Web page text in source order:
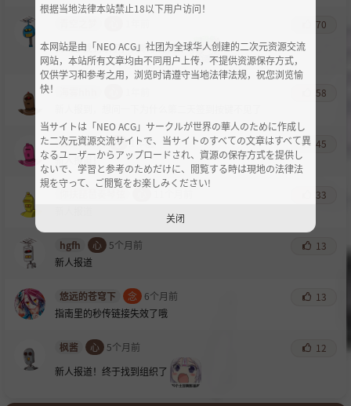
70
我终于找到家了，失联了好几年
58
zkakxksk 心 1年前
45
新人报道！
33
hgfh 心 5个月前
13
新人报道
悠远的苍穹下 念 6个月前
13
指南里的秒传链接失效了哦
枫酱 心 5个月前
12
新人报道！终于找到组织了
根据当地法律本站禁止18以下用户访问！
本网站是由「NEO ACG」社团为全球华人创建的二次元资源交流
网站，本站所有文章均由不同用户上传，不提供资源保存方式，
仅供学习和参考之用，浏览时请遵守当地法律法规，祝您浏览愉
快！
当サイトは「NEO ACG」サークルが世界の華人のために作成し
た二次元資源交流サイトで、当サイトのすべての文章はすべて異
なるユーザーからアップロードされ、資源の保存方式を提供し
ないで、学習と参考のためだけに、閲覧する時は現地の法律法
規を守って、ご閲覧をお楽しみください!
关闭